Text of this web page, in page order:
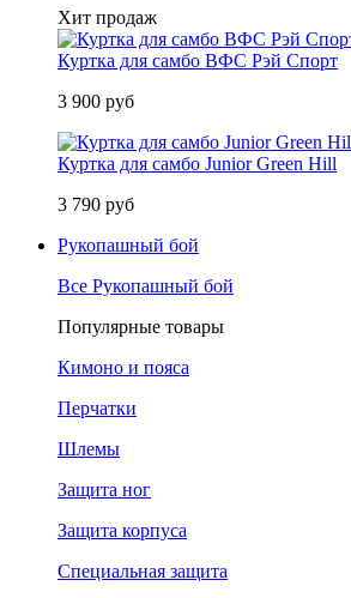
Хит продаж
Куртка для самбо ВФС Рэй Спорт
3 900 руб
Куртка для самбо Junior Green Hill
3 790 руб
Рукопашный бой
Все Рукопашный бой
Популярные товары
Кимоно и пояса
Перчатки
Шлемы
Защита ног
Защита корпуса
Специальная защита